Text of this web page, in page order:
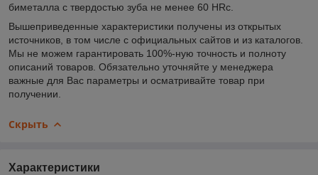
биметалла c твердостью зуба не менее 60 HRс.
Вышеприведенные характеристики получены из открытых
источников, в том числе с официальных сайтов и из каталогов.
Мы не можем гарантировать 100%-ную точность и полноту
описаний товаров. Обязательно уточняйте у менеджера
важные для Вас параметры и осматривайте товар при
получении.
Скрыть
Характеристики